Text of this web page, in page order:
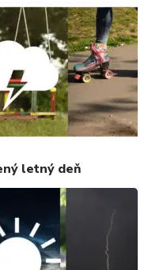
letný deň